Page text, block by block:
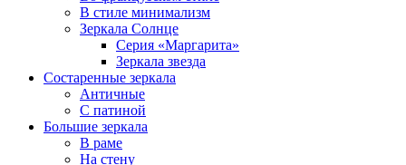
В стиле минимализм
Зеркала Солнце
Серия «Маргарита»
Зеркала звезда
Состаренные зеркала
Античные
С патиной
Большие зеркала
В раме
На стену